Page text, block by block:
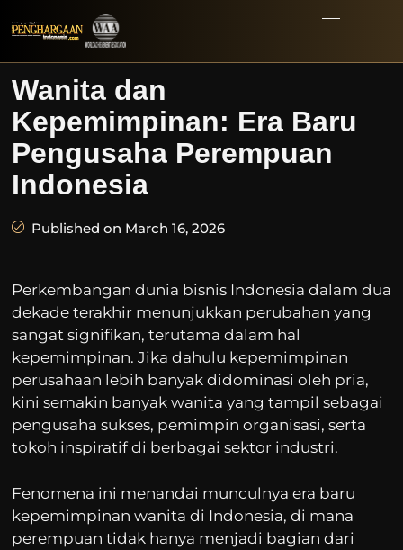
Wanita dan
Kepemimpinan: Era Baru
Pengusaha Perempuan
Indonesia
Published on March 16, 2026
Perkembangan dunia bisnis Indonesia dalam dua
dekade terakhir menunjukkan perubahan yang
sangat signifikan, terutama dalam hal
kepemimpinan. Jika dahulu kepemimpinan
perusahaan lebih banyak didominasi oleh pria,
kini semakin banyak wanita yang tampil sebagai
pengusaha sukses, pemimpin organisasi, serta
tokoh inspiratif di berbagai sektor industri.
Fenomena ini menandai munculnya era baru
kepemimpinan wanita di Indonesia, di mana
perempuan tidak hanya menjadi bagian dari